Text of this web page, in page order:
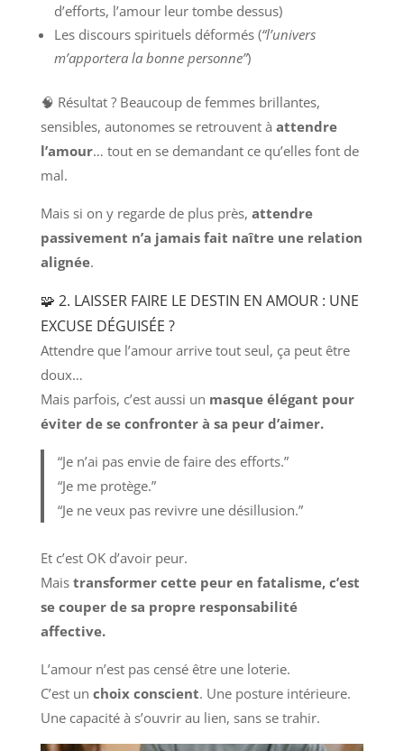
d’efforts, l’amour leur tombe dessus)
Les discours spirituels déformés (“l’univers
m’apportera la bonne personne”)
🧠 Résultat ? Beaucoup de femmes brillantes,
sensibles, autonomes se retrouvent à attendre
l’amour… tout en se demandant ce qu’elles font de
mal.
Mais si on y regarde de plus près, attendre
passivement n’a jamais fait naître une relation
alignée.
🧩 2. LAISSER FAIRE LE DESTIN EN AMOUR : UNE
EXCUSE DÉGUISÉE ?
Attendre que l’amour arrive tout seul, ça peut être
doux…
Mais parfois, c’est aussi un masque élégant pour
éviter de se confronter à sa peur d’aimer.
“Je n’ai pas envie de faire des efforts.”
“Je me protège.”
“Je ne veux pas revivre une désillusion.”
Et c’est OK d’avoir peur.
Mais transformer cette peur en fatalisme, c’est
se couper de sa propre responsabilité
affective.
L’amour n’est pas censé être une loterie.
C’est un choix conscient. Une posture intérieure.
Une capacité à s’ouvrir au lien, sans se trahir.